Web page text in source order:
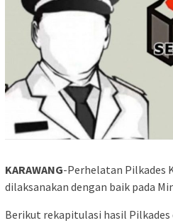
KARAWANG-Perhelatan Pilkades
dilaksanakan dengan baik pada
Berikut rekapitulasi hasil Pilkades